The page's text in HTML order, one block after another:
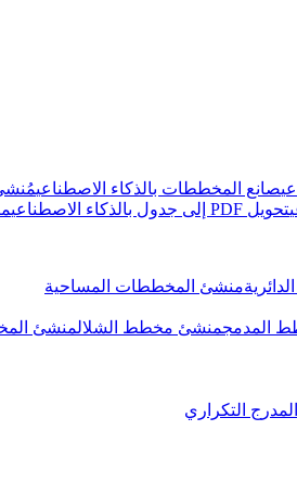
صانع المخططات بالذكاء الاصطناعيمُنشئ
تحويل PDF إلى جدول بالذكاء الاصطناعي
منشئ المخططات المساحية
المدمجمنشئ مخطط الشلالمنشئ
التكراري